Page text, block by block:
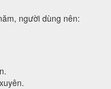
người dùng nên: